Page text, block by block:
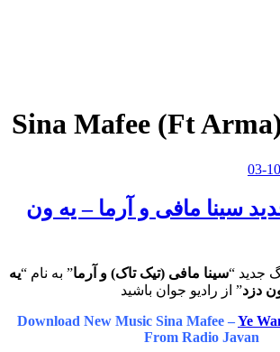
Sina Mafee (Ft
سینا مافی و آرما – یه ون
جدید “سینا مافی (تیک تاک) و آرما” به نام “یه
دزد” از رادیو جوان باشید
Download New Music Sina Mafee –Ye
From Radio Javan